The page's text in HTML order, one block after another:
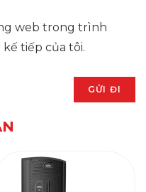
web trong trình
tiếp của tôi.